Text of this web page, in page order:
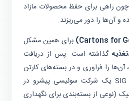
چون راهی برای حفظ محصولات مازاد
و آن‌ها را دور می‌ریزند.
برای همین مشکل
گذاشته است. پس از دریافت
آن‌ها را فراوری و در بسته‌های کارتن
«SIG»، نگهداری می‌کند. SIG یک شرکت سوئیسی پیشرو در
(نوعی از بسته‌بندی برای نگهداری